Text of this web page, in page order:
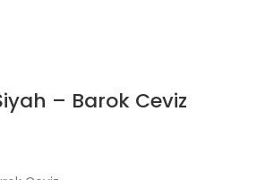
– Barok Ceviz